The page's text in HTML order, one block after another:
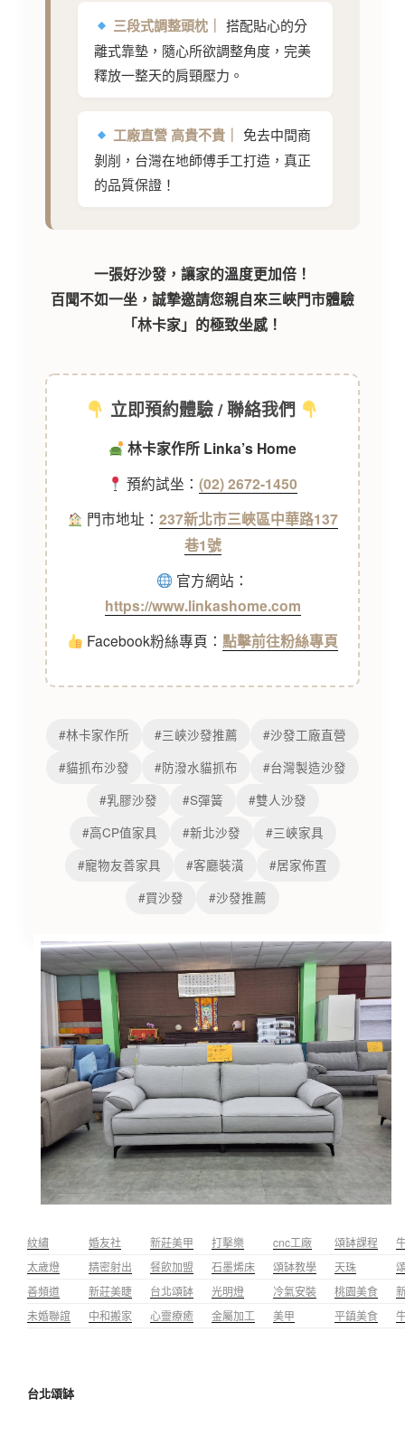
三段式調整頭枕｜ 搭配貼心的分
離式靠墊，隨心所欲調整角度，完美
釋放一整天的肩頸壓力。
工廠直營 高貴不貴｜
免去中間商
剝削，台灣在地師傅手工打造，真正
的品質保證！
一張好沙發，讓家的溫度更加倍！
百聞不如一坐，誠摯邀請您親自來三峽門市體驗
「林卡家」的極致坐感！
立即預約體驗 / 聯絡我們
林卡家作所 Linka’s Home
預約試坐：(02) 2672-1450
門市地址： 237新北市三峽區中華路137
巷1號
官方網站：
https://www.linkashome.com
Facebook粉絲專頁： 點擊前往粉絲專頁
#林卡家作所 #三峽沙發推薦
#沙發工廠直營
#貓抓布沙發
#防潑水貓抓布
#台灣製造沙發
#乳膠沙發
#S彈簧
#雙人沙發
#高CP值家具
#新北沙發
#三峽家具
#寵物友善家具
#客廳裝潢
#居家佈置
#買沙發
#沙發推薦
紋繡 婚友社 新莊美甲 打擊樂 cnc工廠 頌缽課程
太歲燈
精密射出 餐飲加盟 石墨烯床 頌缽教學 天珠
善頻道
新莊美睫 台北頌缽 光明燈 冷氣安裝 桃園美食
未婚聯誼
中和搬家 心靈療癒 金屬加工 美甲 平鎮美食
台北頌缽